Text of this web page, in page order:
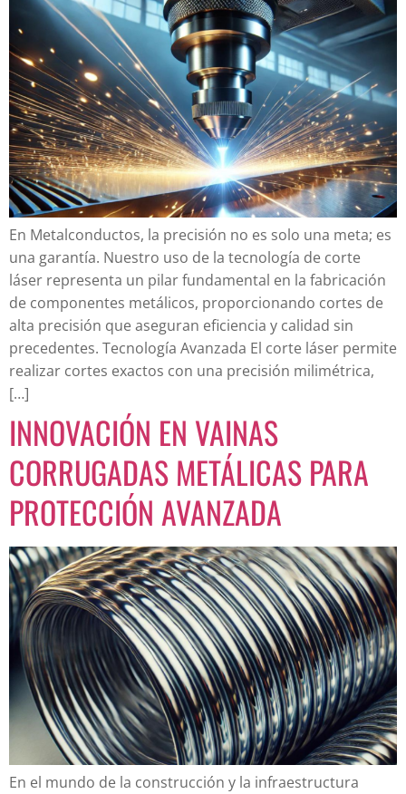
En Metalconductos, la precisión no es solo una meta; es
una garantía. Nuestro uso de la tecnología de corte
láser representa un pilar fundamental en la fabricación
de componentes metálicos, proporcionando cortes de
alta precisión que aseguran eficiencia y calidad sin
precedentes. Tecnología Avanzada El corte láser permite
realizar cortes exactos con una precisión milimétrica,
[…]
INNOVACIÓN EN VAINAS
CORRUGADAS METÁLICAS PARA
PROTECCIÓN AVANZADA
En el mundo de la construcción y la infraestructura